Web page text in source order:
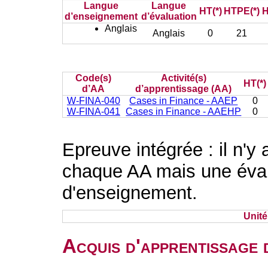
Langue
d’enseignement
Langue
d’évaluation
HT(*) HTPE(*)
Anglais
Anglais 0 21
Code(s)
d’AA
Activité(s)
d’apprentissage (AA)
HT(*)
W-FINA-040
Cases in Finance - AAEP
0
W-FINA-041
Cases in Finance - AAEHP 0
Epreuve intégrée : il n'y
chaque AA mais une
d'enseignement.
Acquis d'apprentissage